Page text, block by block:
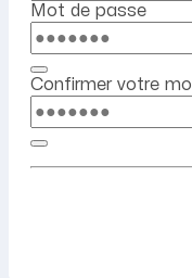
Mot de passe
Confirmer votre